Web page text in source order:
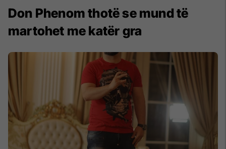
Don Phenom thotë se mund të
martohet me katër gra